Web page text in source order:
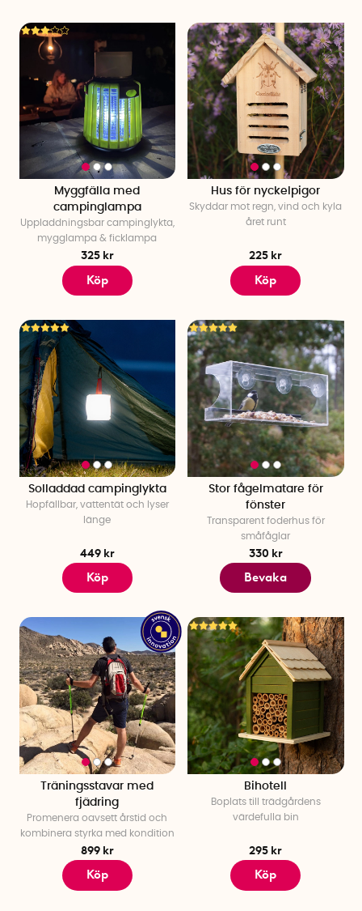
Myggfälla med
campinglampa
Uppladdningsbar campinglykta,
mygglampa & ficklampa
325 kr
Köp
Hus för nyckelpigor
Skyddar mot regn, vind och kyla
året runt
225 kr
Köp
Solladdad campinglykta
Hopfällbar, vattentät och lyser
länge
449 kr
Köp
Stor fågelmatare för
fönster
Transparent foderhus för
småfåglar
330 kr
Bevaka
Träningsstavar med
fjädring
Promenera oavsett årstid och
kombinera styrka med kondition
899 kr
Köp
Bihotell
Boplats till trädgårdens
värdefulla bin
295 kr
Köp